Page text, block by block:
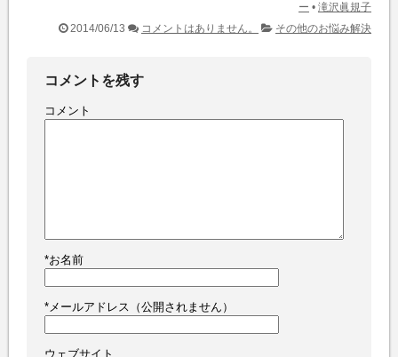
ー • 滝沢眞規子
2014/06/13
コメントはありません。 その他のお悩み解決
コメントを残す
コメント
*お名前
*メールアドレス（公開されません）
ウェブサイト